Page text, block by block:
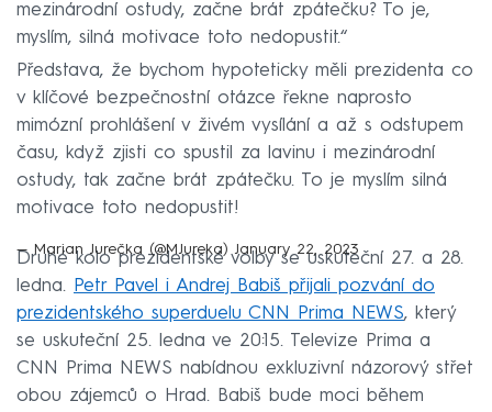
mezinárodní ostudy, začne brát zpátečku? To je,
myslím, silná motivace toto nedopustit.“
Představa, že bychom hypoteticky měli prezidenta co
v klíčové bezpečnostní otázce řekne naprosto
mimózní prohlášení v živém vysílání a až s odstupem
času, když zjisti co spustil za lavinu i mezinárodní
ostudy, tak začne brát zpátečku. To je myslím silná
motivace toto nedopustit!
— Marian Jurečka (@MJureka) January 22, 2023
Druhé kolo prezidentské volby se uskuteční 27. a 28.
ledna. Petr Pavel i Andrej Babiš přijali pozvání do
prezidentského superduelu CNN Prima NEWS, který
se uskuteční 25. ledna ve 20:15. Televize Prima a
CNN Prima NEWS nabídnou exkluzivní názorový střet
obou zájemců o Hrad. Babiš bude moci během